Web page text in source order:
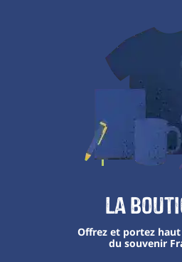
La
Offrez et portez
du souvenir